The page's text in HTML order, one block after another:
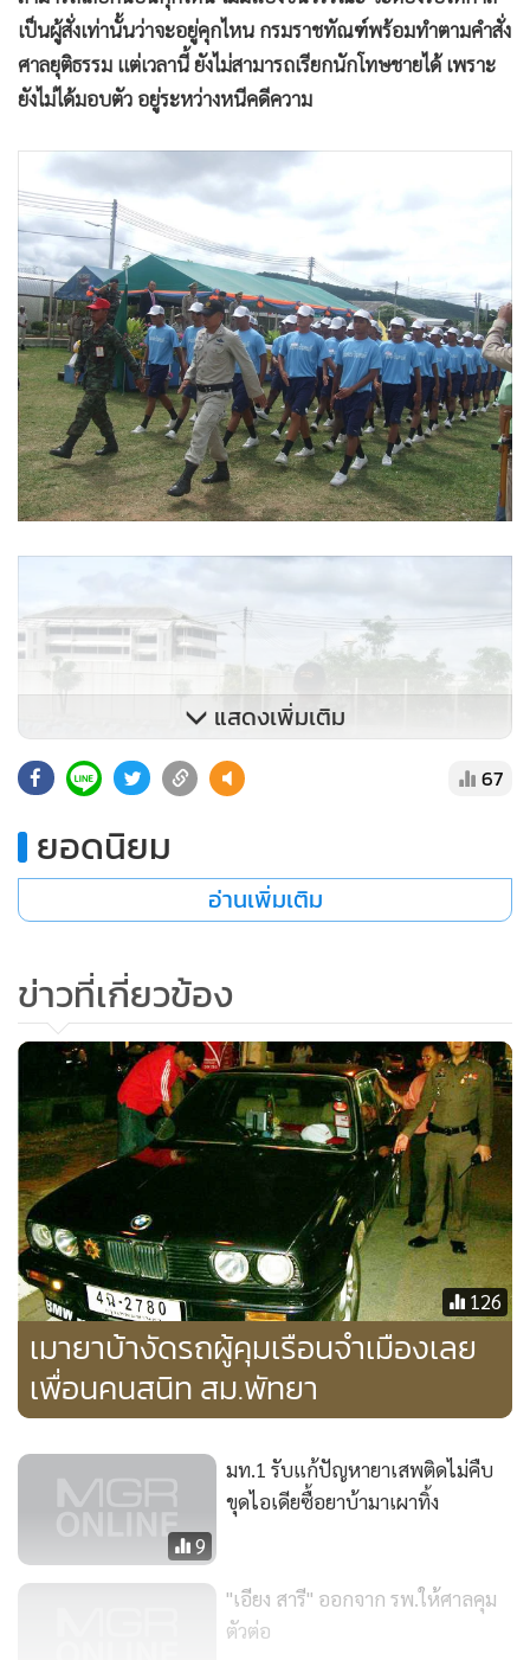
เป็นผู้สั่งเท่านั้นว่าจะอยู่คุกไหน กรมราชทัณฑ์พร้อมทำตามคำสั่ง
ศาลยุติธรรม แต่เวลานี้ ยังไม่สามารถเรียกนักโทษชายได้ เพราะ
ยังไม่ได้มอบตัว อยู่ระหว่างหนีคดีความ
แสดงเพิ่มเติม
67
ยอดนิยม
อ่านเพิ่มเติม
ข่าวที่เกี่ยวข้อง
126
เมายาบ้างัดรถผู้คุมเรือนจำเมืองเลย
เพื่อนคนสนิท สม.พัทยา
9
มท.1 รับแก้ปัญหายาเสพติดไม่คืบ
ขุดไอเดียซื้อยาบ้ามาเผาทิ้ง
"เอียง สารี" ออกจาก รพ.ให้ศาลคุม
ตัวต่อ